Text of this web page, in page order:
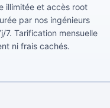
illimitée et accès root
par nos ingénieurs
Tarification mensuelle
ni frais cachés.